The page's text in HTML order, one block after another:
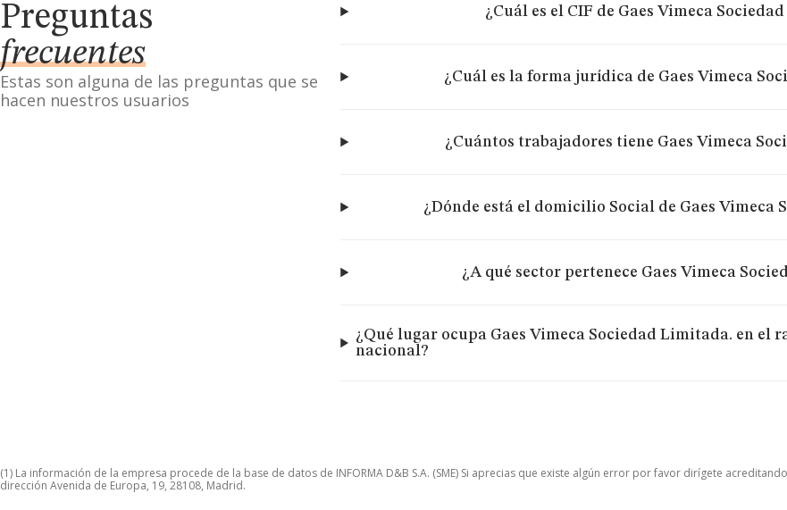
Preguntas
frecuentes
Estas son alguna de las preguntas que se
hacen nuestros usuarios
¿Cuál es el CIF de Gaes Vimeca
¿Cuál es la forma jurídica de Gaes Vimeca
¿Cuántos trabajadores tiene Gaes Vimeca
¿Dónde está el domicilio Social de Gaes Vimeca
¿A qué sector pertenece Gaes Vimeca
¿Qué lugar ocupa Gaes Vimeca Sociedad Limitada. en el
nacional?
(1) La información de la empresa procede de la base de datos de INFORMA D&B S.A. (SME) Si aprecias que existe algún error por favor dirígete
dirección Avenida de Europa, 19, 28108, Madrid.